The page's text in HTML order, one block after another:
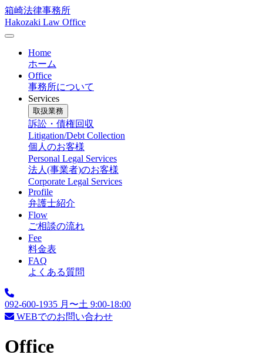
箱崎法律事務所
Hakozaki Law Office
メニュー
Home
ホーム
Office
事務所について
Services
取扱業務
訴訟・債権回収
Litigation/Debt Collection
個人のお客様
Personal Legal Services
法人(事業者)のお客様
Corporate Legal Services
Profile
弁護士紹介
Flow
ご相談の流れ
Fee
料金表
FAQ
よくある質問
092-600-1935 月〜土 9:00-18:00
WEBでのお問い合わせ
Office